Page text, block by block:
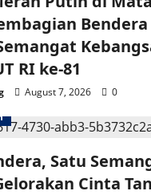
Bendera
RI ke-81
August 7, 2026
0
Satu
Cinta